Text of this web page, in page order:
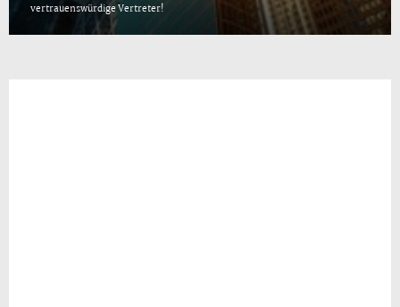
vertrauenswürdige Vertreter!